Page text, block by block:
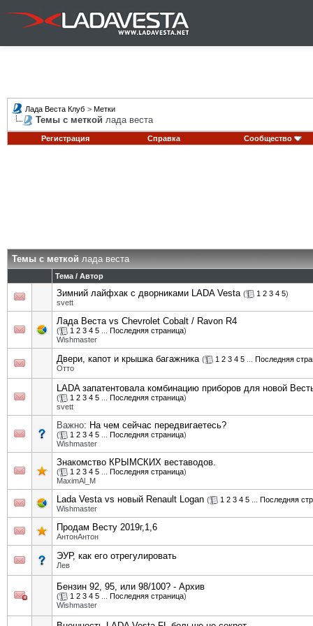
Лада Веста Клуб > Метки
Темы с меткой лада веста
Регистрация Справка Сообщество
Темы с меткойлада веста
Тема / Автор
Зимний лайфхак с дворниками LADA Vesta ( 1 2 3 4 5)
svett
Лада Веста vs Chevrolet Cobalt / Ravon R4
( 1 2 3 4 5 Последняя страница)
Wishmaster
Двери, капот и крышка багажника ( 1 2 3 4 5
Последняя
Отто
LADA запатентовала комбинацию приборов для новой
( 1 2 3 4 5 Последняя страница)
svett
Важно: На чем сейчас передвигаетесь?
( 1 2 3 4 5 Последняя страница)
Wishmaster
Знакомство КРЫМСКИХ веставодов.
( 1 2 3 4 5 Последняя страница)
MaximAl_M
Lada Vesta vs новый Renault Logan ( 1 2 3 4 5
Последняя
Wishmaster
Продам Весту 2019г,1,6
АнтонАнтон
ЭУР, как его отрегулировать
Лев
Бензин 92, 95, или 98/100? - Архив
( 1 2 3 4 5 Последняя страница)
Wishmaster